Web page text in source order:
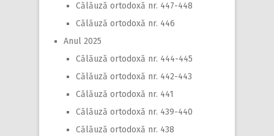
Călăuză ortodoxă nr. 447-448
Călăuză ortodoxă nr. 446
Anul 2025
Călăuză ortodoxă nr. 444-445
Călăuză ortodoxă nr. 442-443
Călăuză ortodoxă nr. 441
Călăuză ortodoxă nr. 439-440
Călăuză ortodoxă nr. 438